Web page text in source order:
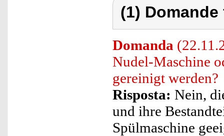
(1)
Domanda
Nudel-Maschine
gereinigt werden?
Risposta: Nein,
und ihre
Spülmaschine